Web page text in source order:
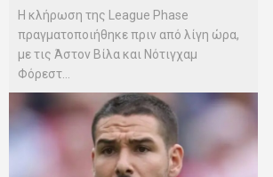
H κλήρωση της League Phase
πραγματοποιήθηκε πριν από λίγη ώρα,
με τις Άστον Βίλα και Νότιγχαμ
Φόρεστ...